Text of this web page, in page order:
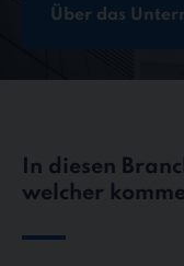
Über das
In diesen
welcher